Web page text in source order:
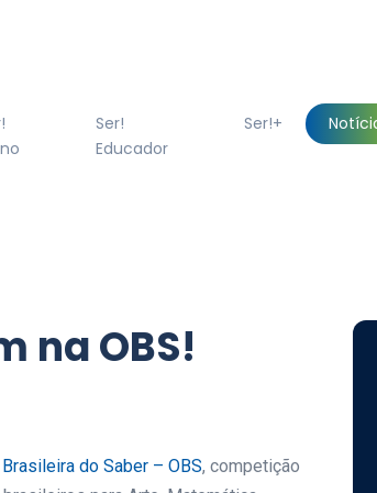
Ser!
Educador
Ser!+
na OBS!
do Saber – OBS, competição